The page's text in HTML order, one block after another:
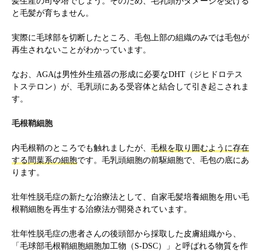
と毛髪が育ちません。
実際に毛球部を切断したところ、毛包上部の組織のみでは毛包が
再生されないことがわかっています。
なお、AGAは男性外生殖器の形成に必要なDHT（ジヒドロテス
トステロン）が、毛乳頭にある受容体と結合して引き起こされま
す。
毛根鞘細胞
内毛根鞘のところでも触れましたが、 毛根を取り囲むように存在
する間葉系の細胞です。毛乳頭細胞の前駆細胞で、毛包の底にあ
ります。
壮年性脱毛症の新たな治療法として、自家毛髪培養細胞を用い毛
根鞘細胞を再生する治療法が開発されています。
壮年性脱毛症の患者さんの後頭部から採取した皮膚組織から、
「毛球部毛根鞘細胞細胞加工物（S-DSC）」と呼ばれる物質を作